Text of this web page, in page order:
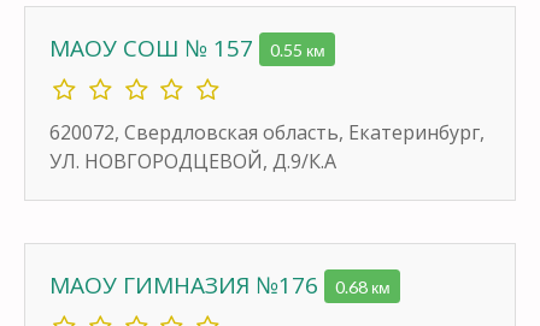
МАОУ СОШ № 157 0.55 км
620072, Свердловская область, Екатеринбург,
УЛ. НОВГОРОДЦЕВОЙ, Д.9/К.А
МАОУ ГИМНАЗИЯ №176 0.68 км